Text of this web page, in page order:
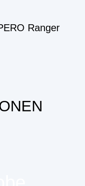
Ranger